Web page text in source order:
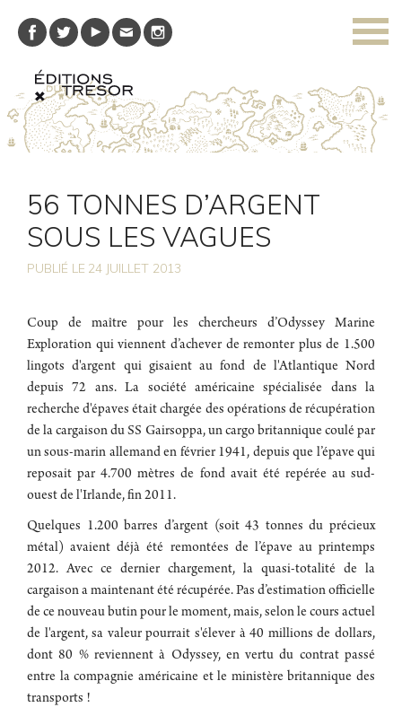
56 TONNES D’ARGENT
SOUS LES VAGUES
PUBLIÉ LE 24 JUILLET 2013
Coup de maître pour les chercheurs d’Odyssey Marine
Exploration qui viennent d’achever de remonter plus de 1.500
lingots d'argent qui gisaient au fond de l'Atlantique Nord
depuis 72 ans. La société américaine spécialisée dans la
recherche d'épaves était chargée des opérations de récupération
de la cargaison du SS Gairsoppa, un cargo britannique coulé par
un sous-marin allemand en février 1941, depuis que l’épave qui
reposait par 4.700 mètres de fond avait été repérée au sud-
ouest de l'Irlande, fin 2011.
Quelques 1.200 barres d’argent (soit 43 tonnes du précieux
métal) avaient déjà été remontées de l’épave au printemps
2012. Avec ce dernier chargement, la quasi-totalité de la
cargaison a maintenant été récupérée. Pas d’estimation officielle
de ce nouveau butin pour le moment, mais, selon le cours actuel
de l'argent, sa valeur pourrait s'élever à 40 millions de dollars,
dont 80 % reviennent à Odyssey, en vertu du contrat passé
entre la compagnie américaine et le ministère britannique des
transports !